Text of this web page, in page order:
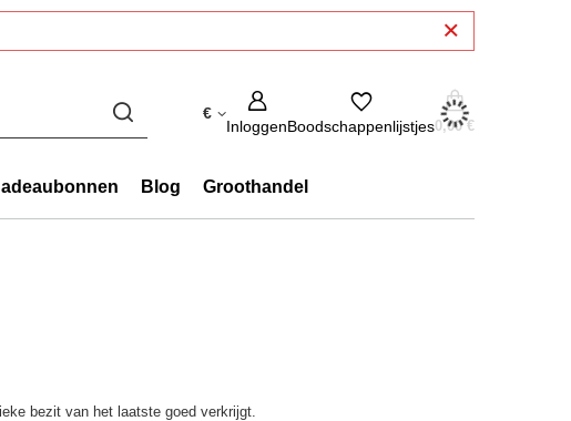
€
InloggenBoodschappenlijstjes0,00 €
Blog Groothandel
bezit van het laatste goed verkrijgt.